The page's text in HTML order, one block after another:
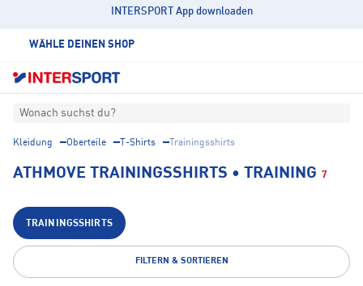
INTERSPORT App downloaden
WÄHLE DEINEN SHOP
Wonach suchst du?
Kleidung Oberteile T-Shirts Trainingsshirts
ATHMOVE TRAININGSSHIRTS • TRAINING 7
TRAININGSSHIRTS
FILTERN & SORTIEREN